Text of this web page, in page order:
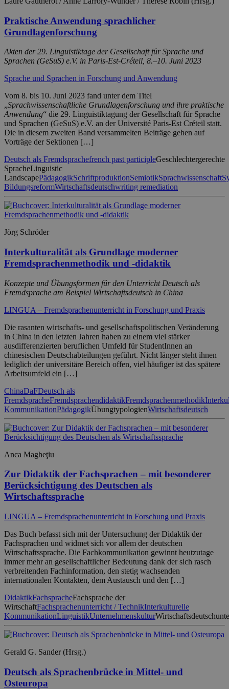
Praktische Anwendung sprachlicher
Grundlagenforschung
Akten der 29. Linguistiktage der Gesellschaft für Sprache und
Sprachen (GeSuS) e.V. in Paris-Est-Créteil, 8.–10. Juni 2023
Sprache und Sprachen in Forschung und Anwendung
Vom 8. bis 10. Juni 2023 fand unter dem Titel
„Sprachwissenschaftliche Grundlagenforschung und ihre praktische
Anwendung“ die 29. Linguistiktagung der Gesellschaft für Sprache
und Sprachen (GeSuS) e.V. an der Université Paris-Est Créteil statt.
Die in diesem zweiten Band versammelten Beiträge gehen auf
Vorträge der Sektionen […]
Deutsch als Fremdsprachefrench past participleGeschlechtergerechte
SpracheLinguistic
LandscapePädagogikSchriftproduktionSemiotikSprachwissenschaft
BildungsreformWirtschaftsdeutschwriting remediation
Jörg Schröder
Interkulturalität als Grundlage moderner
Fremdsprachenmethodik und -didaktik
Konzepte und Übungsformen für den Unterricht Deutsch als
Fremdsprache am Beispiel Wirtschaftsdeutsch in China
LINGUA – Fremdsprachenunterricht in Forschung und Praxis
Die rasanten wirtschafts- und gesellschaftspolitischen Veränderung
in China in den letzten Jahren haben zu einem viel stärker
ausdifferenzierten beruflichen Umfeld für StudentInnen an
chinesischen Deutschabteilungen geführt. Nicht länger steht ihnen
lediglich der universitäre Bereich offen, viel häufiger ist das spätere
Arbeitsumfeld ein […]
ChinaDaFDeutsch als
FremdspracheFremdsprachendidaktikFremdsprachenmethodik
KommunikationPädagogikÜbungtypologienWirtschaftsdeutsch
Anca Magheţiu
Zur Didaktik der Fachsprachen – mit besonderer
Berücksichtigung des Deutschen als
Wirtschaftssprache
LINGUA – Fremdsprachenunterricht in Forschung und Praxis
Das Buch befasst sich mit der Untersuchung der Didaktik der
Fachsprachen und widmet sich vor allem der deutschen
Wirtschaftssprache. Die Fachkommunikation gewinnt heutzutage
immer mehr an gesellschaftlicher Bedeutung dank der sich rasch
verbreitenden Fachinformation, den stetig wachsenden
internationalen Kontakten, dem Austausch und den […]
DidaktikFachspracheFachsprache der
WirtschaftFachsprachenunterricht / TechnikInterkulturelle
KommunikationLinguistikUnternehmenskultur
Gerald G. Sander (Hrsg.)
Deutsch als Sprachenbrücke in Mittel- und
Osteuropa